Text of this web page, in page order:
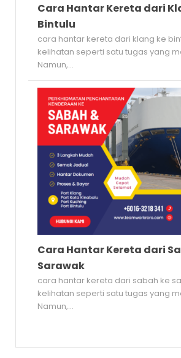
Cara Hantar Kereta dari
Bintulu
cara hantar kereta dari klang ke
kelihatan seperti satu tugas yang
Namun,...
Cara Hantar Kereta dari
Sarawak
cara hantar kereta dari sabah ke
kelihatan seperti satu tugas yang
Namun,...